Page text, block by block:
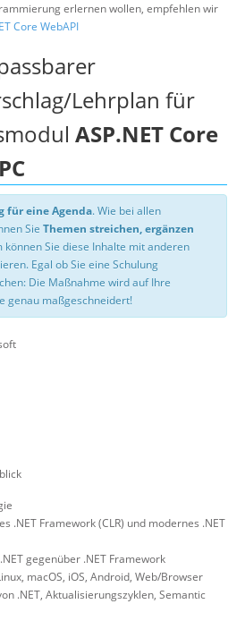
erlernen wollen, empfehlen wir
Core WebAPI
Lehrplan für
ASP.NET Core
für eine Agenda. Wie bei allen
Sie Themen streichen, ergänzen
können Sie diese Inhalte mit anderen
Egal ob Sie eine Schulung
Die Maßnahme wird auf Ihre
genau maßgeschneidert!
.NET Framework (CLR) und modernes .NET
gegenüber .NET Framework
macOS, iOS, Android, Web/Browser
.NET, Aktualisierungszyklen, Semantic